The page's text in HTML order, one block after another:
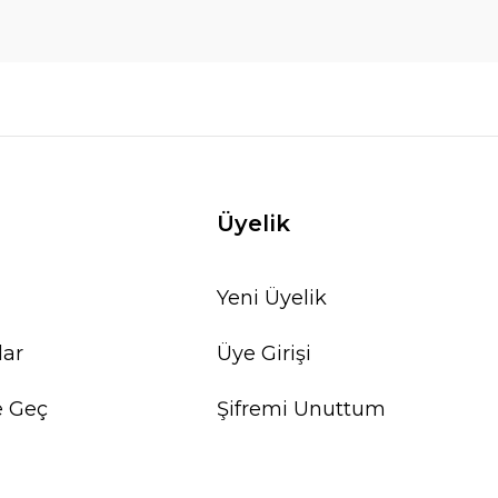
Geç
Üyelik
Yeni Üyelik
Üye Girişi
Şifremi Unuttum